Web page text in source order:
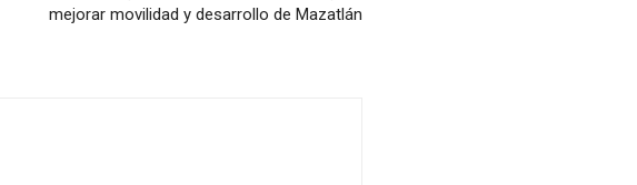
mejorar movilidad y desarrollo de Mazatlán